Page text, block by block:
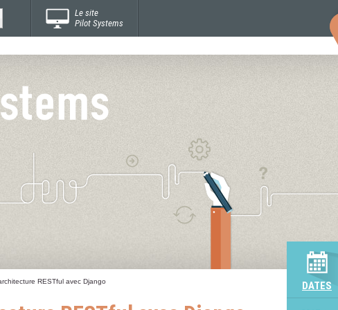
Le site
Pilot Systems
RESTful avec Django DATES